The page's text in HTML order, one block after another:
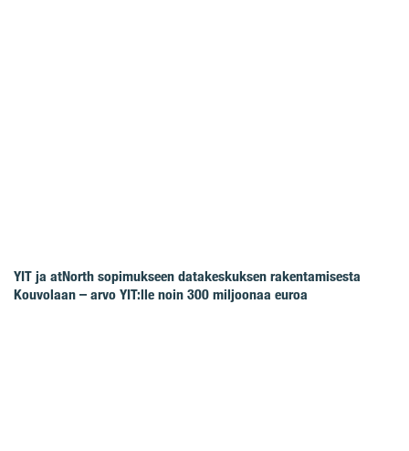
YIT ja atNorth sopimukseen datakeskuksen rakentamisesta
Kouvolaan – arvo YIT:lle noin 300 miljoonaa euroa